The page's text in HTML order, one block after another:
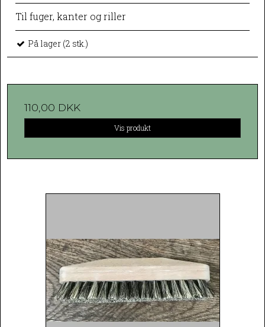
Til fuger, kanter og riller
På lager (2 stk.)
110,00 DKK
Vis produkt